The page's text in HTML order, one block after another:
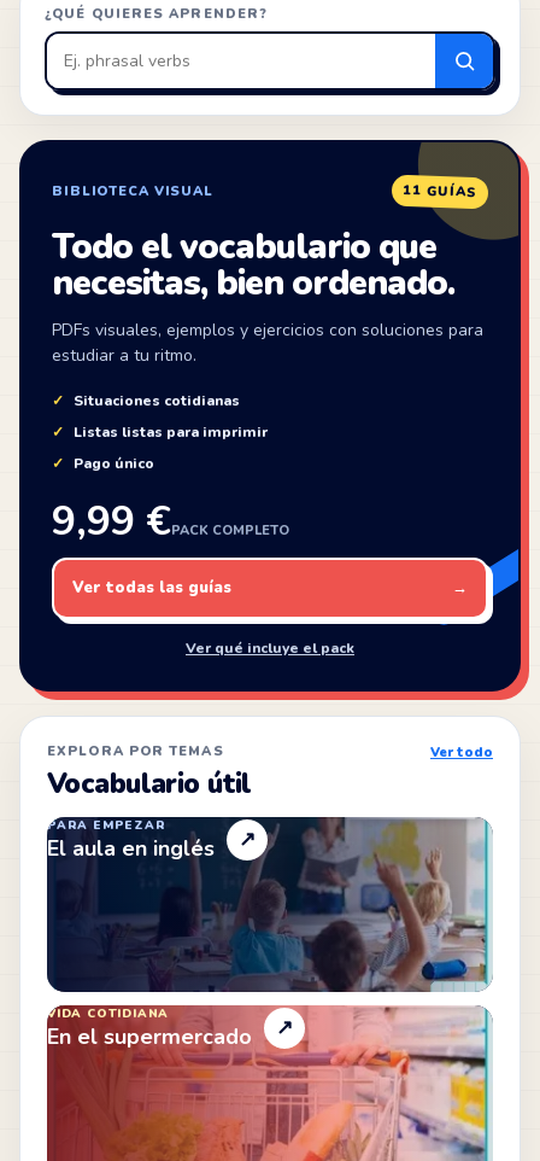
¿QUÉ QUIERES APRENDER?
Buscar
en
ZonaIngles
BIBLIOTECA VISUAL 11 GUÍAS
Todo el vocabulario que
necesitas, bien ordenado.
PDFs visuales, ejemplos y ejercicios con soluciones para
estudiar a tu ritmo.
Situaciones cotidianas
Listas listas para imprimir
Pago único
9,99 €PACK COMPLETO
Ver todas las guías →
Ver qué incluye el pack
EXPLORA POR TEMAS
Vocabulario útil
Ver todo
PARA EMPEZAR
El aula en inglés ↗
VIDA COTIDIANA
En el supermercado ↗